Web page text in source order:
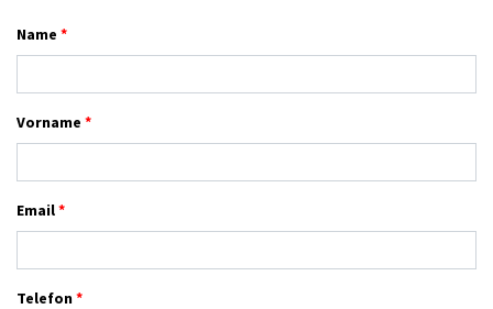
Name
Vorname
Email
Telefon